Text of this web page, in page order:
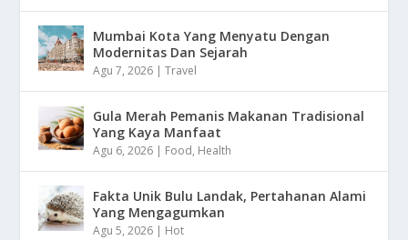
Mumbai Kota Yang Menyatu Dengan
Modernitas Dan Sejarah
Agu 7, 2026 |Travel
Gula Merah Pemanis Makanan Tradisional
Yang Kaya Manfaat
Agu 6, 2026 | Food, Health
Fakta Unik Bulu Landak, Pertahanan Alami
Yang Mengagumkan
Agu 5, 2026 | Hot